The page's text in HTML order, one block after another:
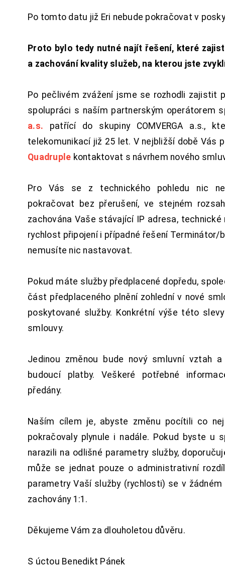
Po tomto datu již Eri nebude pokračovat v
Proto bylo tedy nutné najít řešení, které
a zachování kvality služeb, na kterou jste
Po pečlivém zvážení jsme se rozhodli zajistit
spolupráci s naším partnerským operátorem
a.s. patřící do skupiny COMVERGA a.s.,
telekomunikací již 25 let. V nejbližší době Vás
Quadruple kontaktovat s návrhem nového
Pro Vás se z technického pohledu nic
pokračovat bez přerušení, ve stejném
zachována Vaše stávající IP adresa, technické
rychlost připojení i případné řešení Terminátor/
nemusíte nic nastavovat.
Pokud máte služby předplacené dopředu,
část předplaceného plnění zohlední v nové
poskytované služby. Konkrétní výše této
smlouvy.
Jedinou změnou bude nový smluvní vztah
budoucí platby. Veškeré potřebné
předány.
Naším cílem je, abyste změnu pocítili co
pokračovaly plynule i nadále. Pokud byste u
narazili na odlišné parametry služby,
může se jednat pouze o administrativní
parametry Vaší služby (rychlosti) se v
zachovány 1:1.
Děkujeme Vám za dlouholetou důvěru.
S úctou Benedikt Pánek